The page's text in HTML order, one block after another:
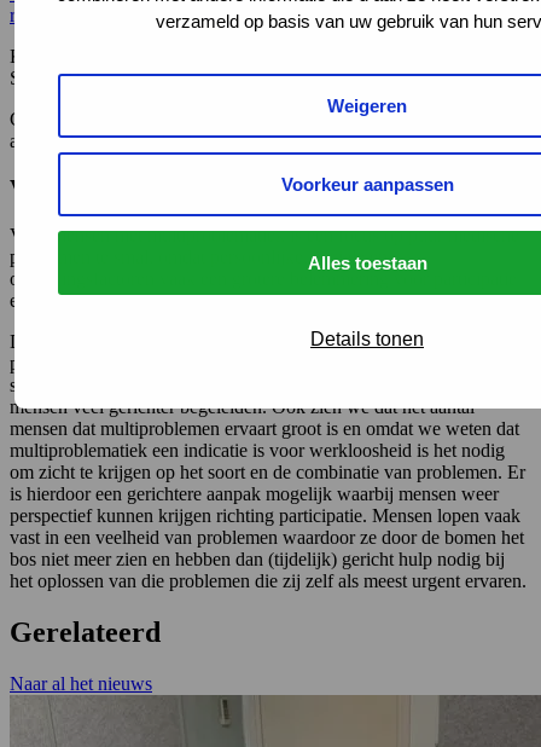
verzameld op basis van uw gebruik van hun
Weigeren
Voorkeur aanpassen
Alles toestaan
Details tonen
recipients of work disability benefits
Kor A. Brongers, Tialda Hoekstra, Pepijn D. D. M. Roelofs &
Sandra Brouwer
Contactgegevens: Kor Brongers, junior onderzoeker en
arbeidsdeskundige, k.a.brongers@umcg.nl
Voor de Praktijk:
Voor mensen met multiproblematiek is een focus op puur medische
problemen te smal, omdat persoonlijke, sociale en
omgevingsfactoren vaak een grotere belemmering voor participatie
en re-integratie zijn.
Door inzicht te krijgen op de door klanten zelf ervaren problemen,
problemen waarvan zij zelf denken dat ze hun participatie in de
samenleving en re-integratie naar werk belemmeren, kunnen we
mensen veel gerichter begeleiden. Ook zien we dat het aantal
mensen dat multiproblemen ervaart groot is en omdat we weten dat
multiproblematiek een indicatie is voor werkloosheid is het nodig
om zicht te krijgen op het soort en de combinatie van problemen. Er
is hierdoor een gerichtere aanpak mogelijk waarbij mensen weer
perspectief kunnen krijgen richting participatie. Mensen lopen vaak
vast in een veelheid van problemen waardoor ze door de bomen het
bos niet meer zien en hebben dan (tijdelijk) gericht hulp nodig bij
het oplossen van die problemen die zij zelf als meest urgent ervaren.
Gerelateerd
Naar al het nieuws